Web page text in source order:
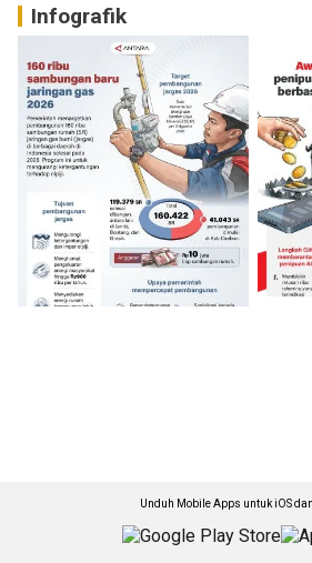
Infografik
Unduh Mobile Apps untuk iOS